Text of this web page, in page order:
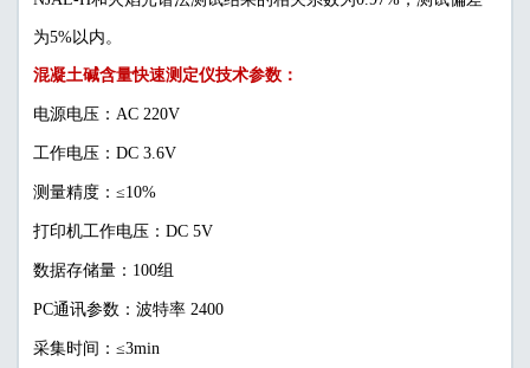
为5%以内。
混凝土碱含量快速测定仪技术参数：
电源电压：AC 220V
工作电压：DC 3.6V
测量精度：≤10%
打印机工作电压：DC 5V
数据存储量：100组
PC通讯参数：波特率 2400
采集时间：≤3min